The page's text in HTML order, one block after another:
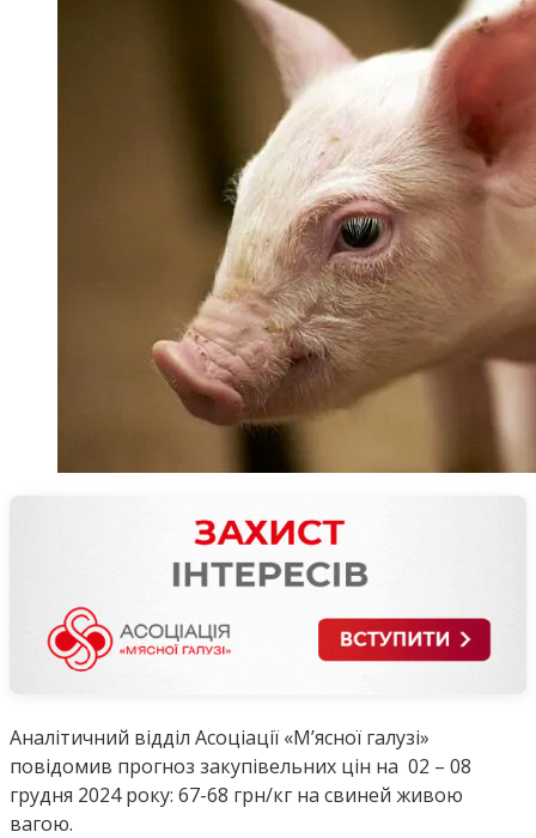
Аналітичний відділ Асоціації «М’ясної галузі»
повідомив прогноз закупівельних цін на 02 – 08
грудня 2024 року: 67-68 грн/кг на свиней живою
вагою.